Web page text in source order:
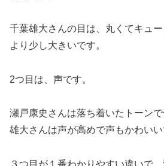
千葉雄大さんの目は、丸くてキュ
より少し大きいです。
2つ目は、声です。
瀬戸康史さんは落ち着いたトーン
雄大さんは声が高めで声もかわいい